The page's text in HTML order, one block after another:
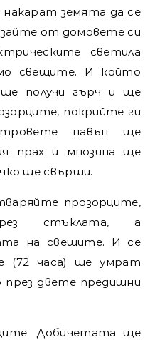
земята да се
от домовете си
светила
свещите. И който
получи гърч и ще
покрийте ги
навън ще
прах и мнозина ще
ще свърши.
прозорците,
стъклата, а
на свещите. И се
(72 часа) ще умрат
през двете предишни
Добичетата ще